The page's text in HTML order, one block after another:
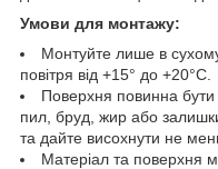
Умови для монтажу:
Монтуйте лише в
повітря від +15° до +20°C.
Поверхня повинна
пил, бруд, жир або
та дайте висохнути не
Матеріал та поверхня